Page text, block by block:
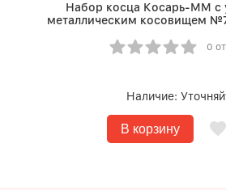
Набор косца Косарь-ММ с
металлическим косовищем
0
Наличие:
В корзину